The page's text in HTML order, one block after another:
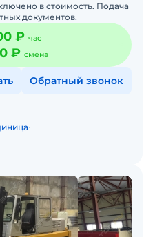
в стоимость. Подача
документов.
₽ час
₽ смена
Обратный звонок